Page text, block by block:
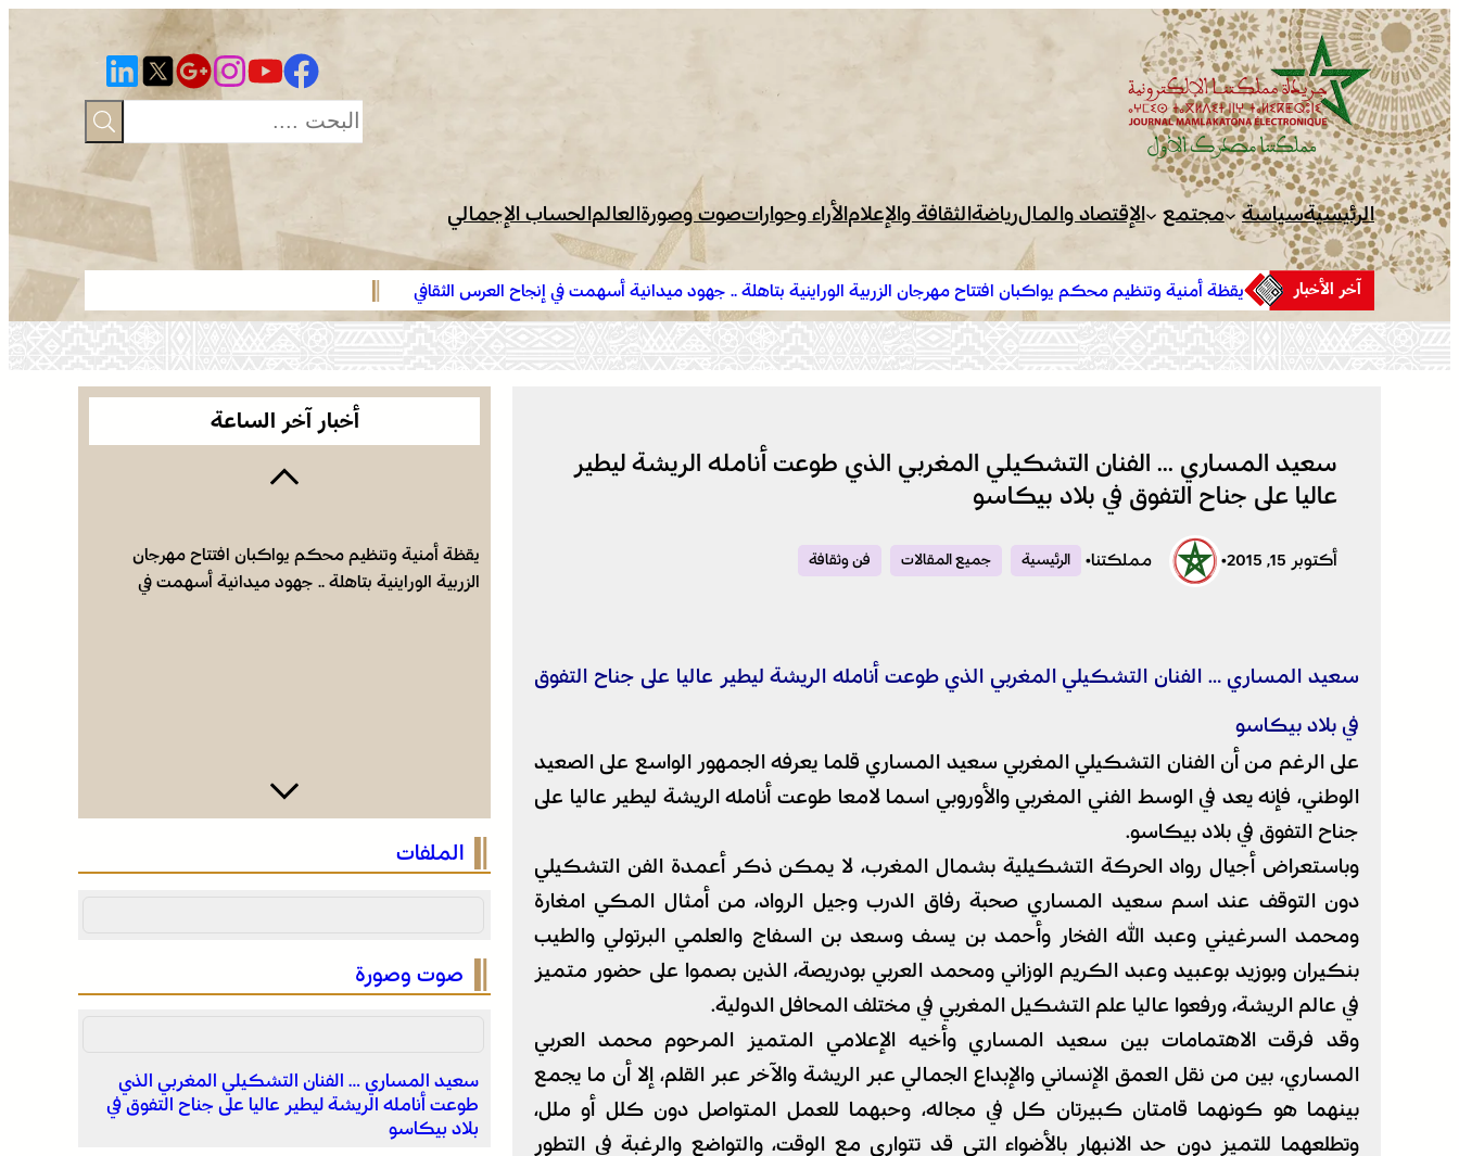
تخطى
إلى
المحتوى
الرئيسيةسياسة مجتمع الإقتصاد والمالرياضةالثقافة والإعلامالأراء وحواراتصوت وصورةالعالمالحساب الإجمالي
آخر الأخبار يقظة أمنية وتنظيم محكم يواكبان افتتاح مهرجان الزربية الوراينية بتاهلة .. جهود ميدانية أسهمت في إنجاح العرس الثقافي عائلة
سعيد المساري … الفنان التشكيلي المغربي الذي طوعت أنامله الريشة ليطير
عاليا على جناح التفوق في بلاد بيكاسو
أكتوبر 15, 2015 • مملكتنا• الرئيسية جميع المقالات فن وثقافة
سعيد المساري … الفنان التشكيلي المغربي الذي طوعت أنامله الريشة ليطير عاليا على جناح التفوق
في بلاد بيكاسو
على الرغم من أن الفنان التشكيلي المغربي سعيد المساري قلما يعرفه الجمهور الواسع على الصعيد
الوطني، فإنه يعد في الوسط الفني المغربي والأوروبي اسما لامعا طوعت أنامله الريشة ليطير عاليا على
جناح التفوق في بلاد بيكاسو.
وباستعراض أجيال رواد الحركة التشكيلية بشمال المغرب، لا يمكن ذكر أعمدة الفن التشكيلي
دون التوقف عند اسم سعيد المساري صحبة رفاق الدرب وجيل الرواد، من أمثال المكي امغارة
ومحمد السرغيني وعبد الله الفخار وأحمد بن يسف وسعد بن السفاج والعلمي البرتولي والطيب
بنكيران وبوزيد بوعبيد وعبد الكريم الوزاني ومحمد العربي بودريصة، الذين بصموا على حضور متميز
في عالم الريشة، ورفعوا عاليا علم التشكيل المغربي في مختلف المحافل الدولية.
وقد فرقت الاهتمامات بين سعيد المساري وأخيه الإعلامي المتميز المرحوم محمد العربي
المساري، بين من نقل العمق الإنساني والإبداع الجمالي عبر الريشة والآخر عبر القلم، إلا أن ما يجمع
بينهما هو كونهما قامتان كبيرتان كل في مجاله، وحبهما للعمل المتواصل دون كلل أو ملل،
وتطلعهما للتميز دون حد الانبهار بالأضواء التي قد تتوارى مع الوقت، والتواضع والرغبة في التطور
أخبار آخر الساعة
يقظة أمنية وتنظيم محكم يواكبان افتتاح مهرجان
الزربية الوراينية بتاهلة .. جهود ميدانية أسهمت في
الملفات
صوت وصورة
سعيد المساري … الفنان التشكيلي المغربي الذي
طوعت أنامله الريشة ليطير عاليا على جناح التفوق في
بلاد بيكاسو